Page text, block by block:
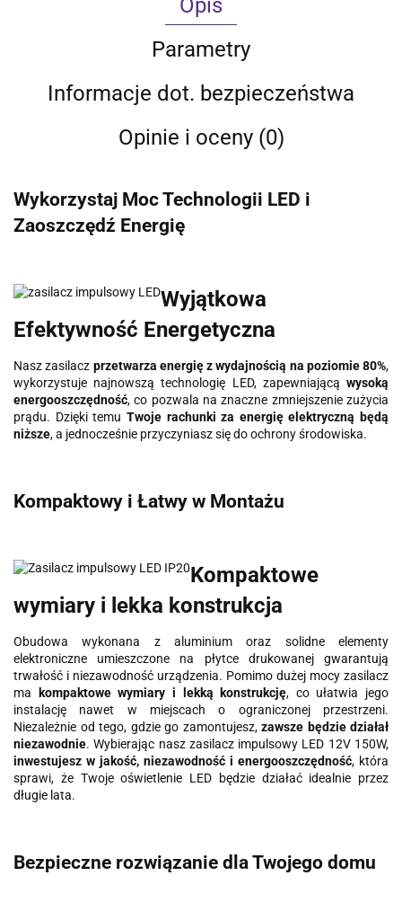
Opis
Parametry
Informacje dot. bezpieczeństwa
Opinie i oceny (0)
Wykorzystaj Moc Technologii LED i
Zaoszczędź Energię
Wyjątkowa
Efektywność Energetyczna
Nasz zasilacz przetwarza energię z wydajnością na poziomie 80%,
wykorzystuje najnowszą technologię LED, zapewniającą wysoką
energooszczędność, co pozwala na znaczne zmniejszenie zużycia
prądu. Dzięki temu Twoje rachunki za energię elektryczną będą
niższe, a jednocześnie przyczyniasz się do ochrony środowiska.
Kompaktowy i Łatwy w Montażu
Kompaktowe
wymiary i lekka konstrukcja
Obudowa wykonana z aluminium oraz solidne elementy
elektroniczne umieszczone na płytce drukowanej gwarantują
trwałość i niezawodność urządzenia. Pomimo dużej mocy zasilacz
ma
kompaktowe wymiary i lekką konstrukcję, co ułatwia jego
instalację nawet w miejscach o ograniczonej przestrzeni.
Niezależnie od tego, gdzie go zamontujesz, zawsze będzie działał
niezawodnie. Wybierając nasz zasilacz impulsowy LED 12V 150W,
inwestujesz w jakość, niezawodność i energooszczędność, która
sprawi, że Twoje oświetlenie LED będzie działać idealnie przez
długie lata.
Bezpieczne rozwiązanie dla Twojego domu